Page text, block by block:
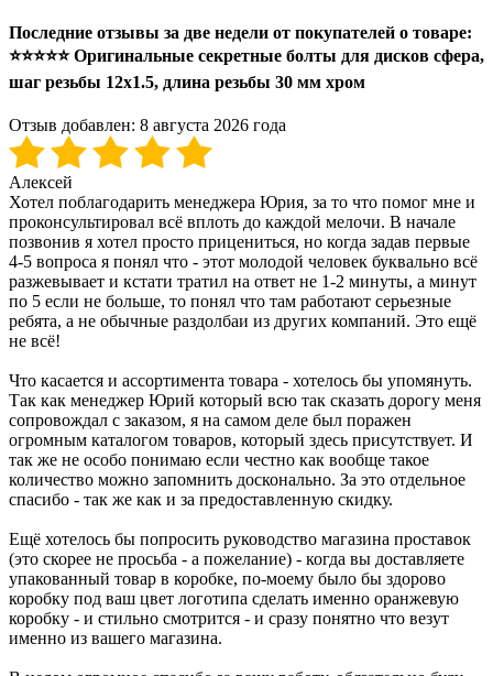
Последние отзывы за две недели от покупателей о товаре:
⭐⭐⭐⭐⭐ Оригинальные секретные болты для дисков сфера,
шаг резьбы 12x1.5, длина резьбы 30 мм хром
Отзыв добавлен: 8 августа 2026 года
Алексей
Хотел поблагодарить менеджера Юрия, за то что помог мне и
проконсультировал всё вплоть до каждой мелочи. В начале
позвонив я хотел просто прицениться, но когда задав первые
4-5 вопроса я понял что - этот молодой человек буквально всё
разжевывает и кстати тратил на ответ не 1-2 минуты, а минут
по 5 если не больше, то понял что там работают серьезные
ребята, а не обычные раздолбаи из других компаний. Это ещё
не всё!
Что касается и ассортимента товара - хотелось бы упомянуть.
Так как менеджер Юрий который всю так сказать дорогу меня
сопровождал с заказом, я на самом деле был поражен
огромным каталогом товаров, который здесь присутствует. И
так же не особо понимаю если честно как вообще такое
количество можно запомнить досконально. За это отдельное
спасибо - так же как и за предоставленную скидку.
Ещё хотелось бы попросить руководство магазина проставок
(это скорее не просьба - а пожелание) - когда вы доставляете
упакованный товар в коробке, по-моему было бы здорово
коробку под ваш цвет логотипа сделать именно оранжевую
коробку - и стильно смотрится - и сразу понятно что везут
именно из вашего магазина.